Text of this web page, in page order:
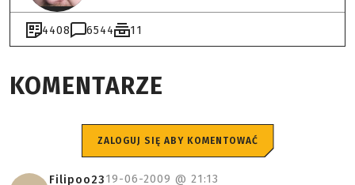
4408 6544 11
KOMENTARZE
ZALOGUJ SIĘ ABY KOMENTOWAĆ
Filipoo2319-06-2009 @ 21:13